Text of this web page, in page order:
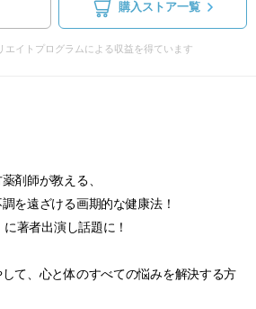
購入ストア一覧
エイトプログラムによる収益を得ています
剤師が教える、
を遠ざける画期的な健康法！
著者出演し話題に！
て、心と体のすべての悩みを解決する方